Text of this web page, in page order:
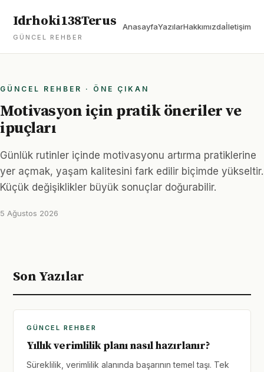
Idrhoki138Terus
GÜNCEL REHBER
AnasayfaYazılarHakkımızdaİletişim
GÜNCEL REHBER · ÖNE ÇIKAN
Motivasyon için pratik öneriler ve
ipuçları
Günlük rutinler içinde motivasyonu artırma pratiklerine
yer açmak, yaşam kalitesini fark edilir biçimde yükseltir.
Küçük değişiklikler büyük sonuçlar doğurabilir.
5 Ağustos 2026
Son Yazılar
GÜNCEL REHBER
Yıllık verimlilik planı nasıl hazırlanır?
Süreklilik, verimlilik alanında başarının temel taşı. Tek